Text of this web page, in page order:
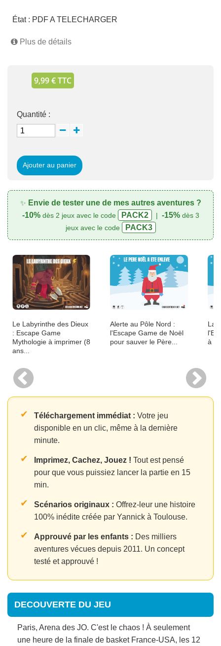
État : PDF A TELECHARGER
Plus de détails
9,99 € TTC
Quantité :
Ajouter au panier
✨ Envie de tester une de mes autres aventures ?
-10%dès 2 jeux avec le code PACK2 | -15%dès 3
jeux avec le code
PACK3
Le Labyrinthe des Dieux
: Escape Game
Mythologie à imprimer (8
ans...
Alerte au Pôle Nord :
l'Escape Game de Noël
pour sauver le Père...
La
à
✔ Téléchargement immédiat : Votre jeu
disponible en un clic, même à la dernière
minute.
✔ Imprimez, Cachez, Jouez ! Tout est pensé
pour que vous puissiez lancer la partie en 15
min.
✔ Scénarios originaux : Offrez-leur une histoire
100% inédite créée par Yannick à Toulouse.
✔ Approuvé par les enfants : Des milliers
aventures vécues depuis 2011. Un concept
testé et approuvé !
DECOUVERTE DU JEU
Paris, Arena des JO. C'est le chaos ! À seulement
une heure de la finale de basket France-USA, les 12